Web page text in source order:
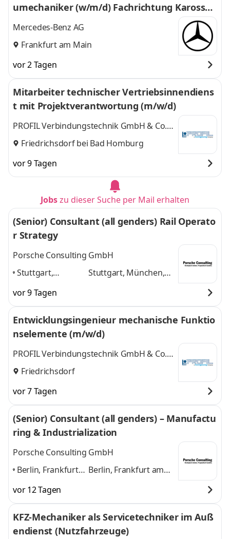
umechaniker (w/m/d) Fachrichtung Karosseri
einstandhaltungstechnik, Mercedes-Benz A
G, Niederlassung Frankfurt, Ausbildungsbegi
nn 02.08.2027
Mercedes-Benz AG
Frankfurt am Main
vor 2 Tagen
Mitarbeiter technischer Vertriebsinnendiens
t mit Projektverantwortung (m/w/d)
PROFIL Verbindungstechnik GmbH & Co.
KGFriedrichsdorf bei Bad Homburg
vor 9 Tagen
Jobszu dieser Suche per Mail erhalten
(Senior) Consultant (all genders) Rail Operato
r Strategy
Porsche Consulting GmbH
Stuttgart,
Hamburg, Berlin,
Frankfurt am
Main,
Stuttgart, München,
3 weitere
vor 9 Tagen
Entwicklungsingenieur mechanische Funktio
nselemente (m/w/d)
PROFIL Verbindungstechnik GmbH & Co.
KGFriedrichsdorf
vor 7 Tagen
(Senior) Consultant (all genders) – Manufactu
ring & Industrialization
Porsche Consulting GmbH
Berlin, Frankfurt
Hamburg,
München,
Stuttgart,
Berlin, Frankfurt am
und 3 weitere
vor 12 Tagen
KFZ-Mechaniker als Servicetechniker im Auß
endienst (Nutzfahrzeuge)